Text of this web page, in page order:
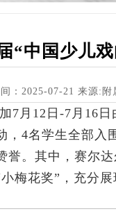
“中国少儿
：2025-07-21 来源:附
7月12日-7月16日
， 4名学生全部 入
誉。其中，赛尔达
梅花奖”，充分